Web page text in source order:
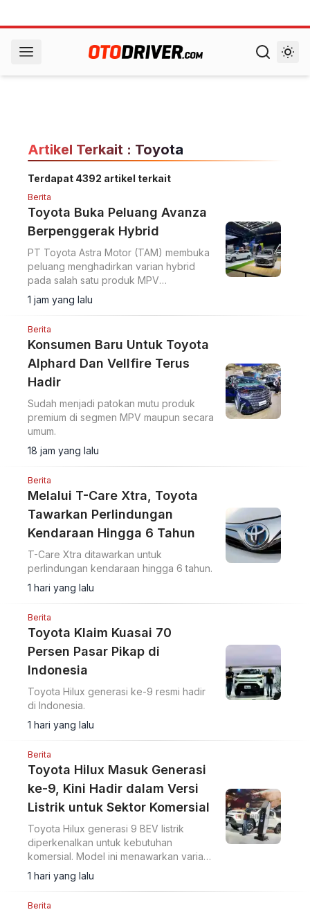
Artikel Terkait : Toyota
Terdapat 4392 artikel terkait
Berita
Toyota Buka Peluang Avanza
Berpenggerak Hybrid
PT Toyota Astra Motor (TAM) membuka
peluang menghadirkan varian hybrid
pada salah satu produk MPV
andalannya, Avanza.
1 jam yang lalu
Berita
Konsumen Baru Untuk Toyota
Alphard Dan Vellfire Terus
Hadir
Sudah menjadi patokan mutu produk
premium di segmen MPV maupun secara
umum.
18 jam yang lalu
Berita
Melalui T-Care Xtra, Toyota
Tawarkan Perlindungan
Kendaraan Hingga 6 Tahun
T-Care Xtra ditawarkan untuk
perlindungan kendaraan hingga 6 tahun.
1 hari yang lalu
Berita
Toyota Klaim Kuasai 70
Persen Pasar Pikap di
Indonesia
Toyota Hilux generasi ke-9 resmi hadir
di Indonesia.
1 hari yang lalu
Berita
Toyota Hilux Masuk Generasi
ke-9, Kini Hadir dalam Versi
Listrik untuk Sektor Komersial
Toyota Hilux generasi 9 BEV listrik
diperkenalkan untuk kebutuhan
komersial. Model ini menawarkan varian
listrik AWD dengan kemampuan medan
berat di lebih dari 190 negara.
1 hari yang lalu
Berita